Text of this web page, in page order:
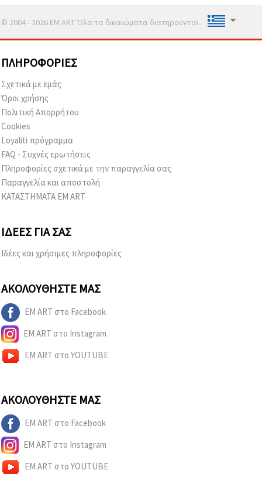
© 2004 - 2026 EM ART Όλα τα δικαιώματα διατηρούνται..
ΠΛΗΡΟΦΟΡΊΕΣ
Σχετικά με εμάς
Όροι χρήσης
Πολιτική Απορρήτου
Cookies
Loyaliti πρόγραμμα
FAQ - Συχνές ερωτήσεις
Πληροφορίες σχετικά με την παραγγελία σας
Παραγγελία και αποστολή
ΚΑΤΑΣΤΗΜΑΤΑ EM ART
ΙΔΈΕΣ ΓΙΑ ΣΑΣ
Ιδέες και χρήσιμες πληροφορίες
ΑΚΟΛΟΥΘΉΣΤΕ ΜΑΣ
EM ART στο Facebook
EM ART στο Instagram
EM ART στο YOUTUBE
ΑΚΟΛΟΥΘΉΣΤΕ ΜΑΣ
EM ART στο Facebook
EM ART στο Instagram
EM ART στο YOUTUBE